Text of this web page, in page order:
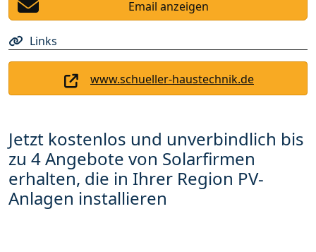
Email anzeigen
Links
www.schueller-haustechnik.de
Jetzt kostenlos und unverbindlich bis
zu 4 Angebote von Solarfirmen
erhalten, die in Ihrer Region PV-
Anlagen installieren